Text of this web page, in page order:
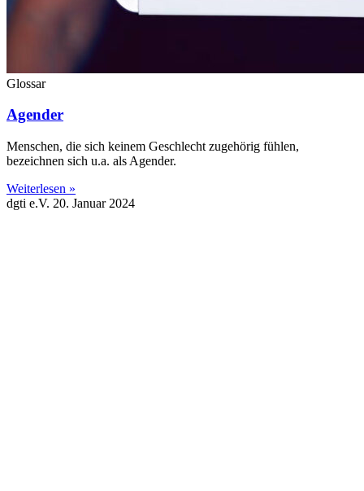
Glossar
Agender
Menschen, die sich keinem Geschlecht zugehörig fühlen,
bezeichnen sich u.a. als Agender.
Weiterlesen »
dgti e.V. 20. Januar 2024